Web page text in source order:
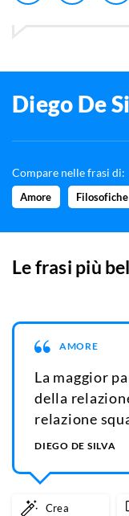
Diego De
Compare nelle frasi di:
Amore
Le frasi più
AMORE
La maggior
della
relazione
DIEGO DE SILVA
Crea